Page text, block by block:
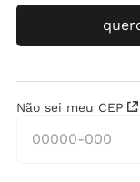
Não sei meu CEP